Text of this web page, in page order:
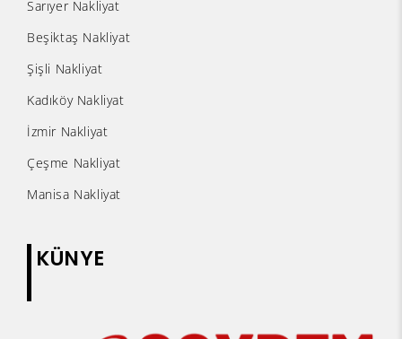
Sarıyer Nakliyat
Beşiktaş Nakliyat
Şişli Nakliyat
Kadıköy Nakliyat
İzmir Nakliyat
Çeşme Nakliyat
Manisa Nakliyat
KÜNYE